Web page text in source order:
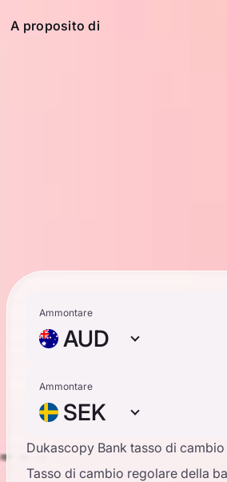
A proposito di
Ammontare
AUD
Ammontare
SEK
Dukascopy Bank tasso di cambio
Tasso di cambio regolare della